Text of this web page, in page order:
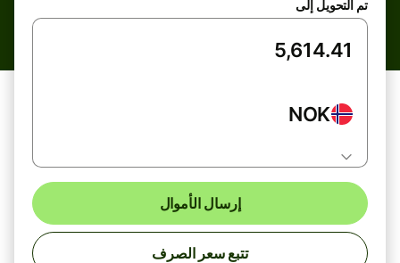
تم التحويل إلى
NOK
إرسال الأموال
تتبع سعر الصرف